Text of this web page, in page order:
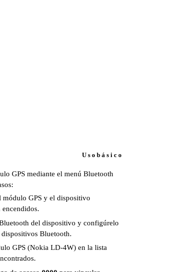
U s o b á s i c o
GPS mediante el menú Bluetooth
módulo GPS y el dispositivo
encendidos.
del dispositivo y configúrelo
dispositivos Bluetooth.
GPS (Nokia LD-4W) en la lista